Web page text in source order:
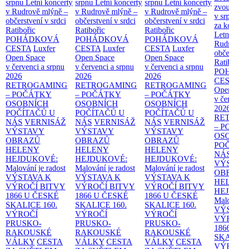
srpnu Letní koncerty
v Rudrově mlýně –
občerstvení v srdci
Ratibořic
POHÁDKOVÁ
CESTA Luxfer
Open Space
v červenci a srpnu
2026
RETROGAMING
– POČÁTKY
OSOBNÍCH
POČÍTAČŮ U
NÁS VERNISÁŽ
VÝSTAVY
OBRAZŮ
HELENY
HEJDUKOVÉ:
Malování je radost
VÝSTAVA K
VÝROČÍ BITVY
1866 U ČESKÉ
SKALICE 160.
VÝROČÍ
PRUSKO-
RAKOUSKÉ
VÁLKY CESTA
srpnu Letní koncerty
v Rudrově mlýně –
občerstvení v srdci
Ratibořic
POHÁDKOVÁ
CESTA Luxfer
Open Space
v červenci a srpnu
2026
RETROGAMING
– POČÁTKY
OSOBNÍCH
POČÍTAČŮ U
NÁS VERNISÁŽ
VÝSTAVY
OBRAZŮ
HELENY
HEJDUKOVÉ:
Malování je radost
VÝSTAVA K
VÝROČÍ BITVY
1866 U ČESKÉ
SKALICE 160.
VÝROČÍ
PRUSKO-
RAKOUSKÉ
VÁLKY CESTA
srpnu Letní koncerty
v Rudrově mlýně –
občerstvení v srdci
Ratibořic
POHÁDKOVÁ
CESTA Luxfer
Open Space
v červenci a srpnu
2026
RETROGAMING
– POČÁTKY
OSOBNÍCH
POČÍTAČŮ U
NÁS VERNISÁŽ
VÝSTAVY
OBRAZŮ
HELENY
HEJDUKOVÉ:
Malování je radost
VÝSTAVA K
VÝROČÍ BITVY
1866 U ČESKÉ
SKALICE 160.
VÝROČÍ
PRUSKO-
RAKOUSKÉ
VÁLKY CESTA
v
za
v
–